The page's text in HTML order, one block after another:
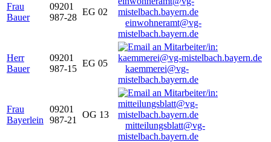
Frau
Bauer
09201
987-28
EG 02
einwohneramt@vg-
mistelbach.bayern.de
Herr
Bauer
09201
987-15
EG 05
kaemmerei@vg-
mistelbach.bayern.de
Frau
Bayerlein
09201
987-21
OG 13
mitteilungsblatt@vg-
mistelbach.bayern.de